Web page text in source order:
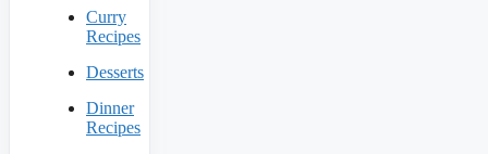
Curry
Recipes
Desserts
Dinner
Recipes